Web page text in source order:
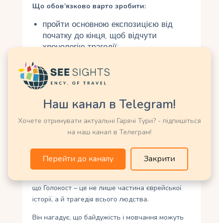
Що обов’язково варто зробити:
пройти основною експозицією від
початку до кінця, щоб відчути
хронологію трагедії;
свічку;
побачити справжній вагон, який
використовувався для депортацій;
познайомитись із тимчасовими
виставками, які завжди відкривають
нові аспекти історії.
Музей Голокосту у Вашингтоні
– це не просто
музей, а жива пам’ять, совість та попередження
що Голокост – це не лише частина єврейської
історії, а й трагедія всього людства.
Він нагадує, що байдужість і мовчання можуть
Наш канал в Telegram!
Хочете отримувати актуальні Гарячі Тури? - підпишіться
на наш канал в Телеграм!
Перейти до каналу Закрити